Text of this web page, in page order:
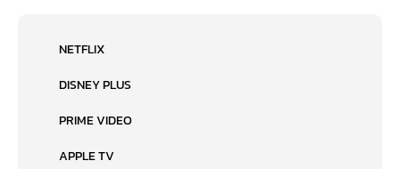
NETFLIX
DISNEY PLUS
PRIME VIDEO
APPLE TV